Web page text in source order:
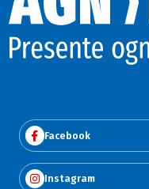
Facebook
Instagram